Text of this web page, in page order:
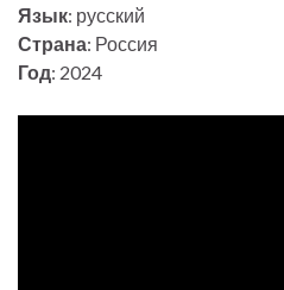
Язык: русский
Страна: Россия
Год: 2024